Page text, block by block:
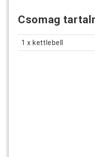
Csomag
1 x kettlebell